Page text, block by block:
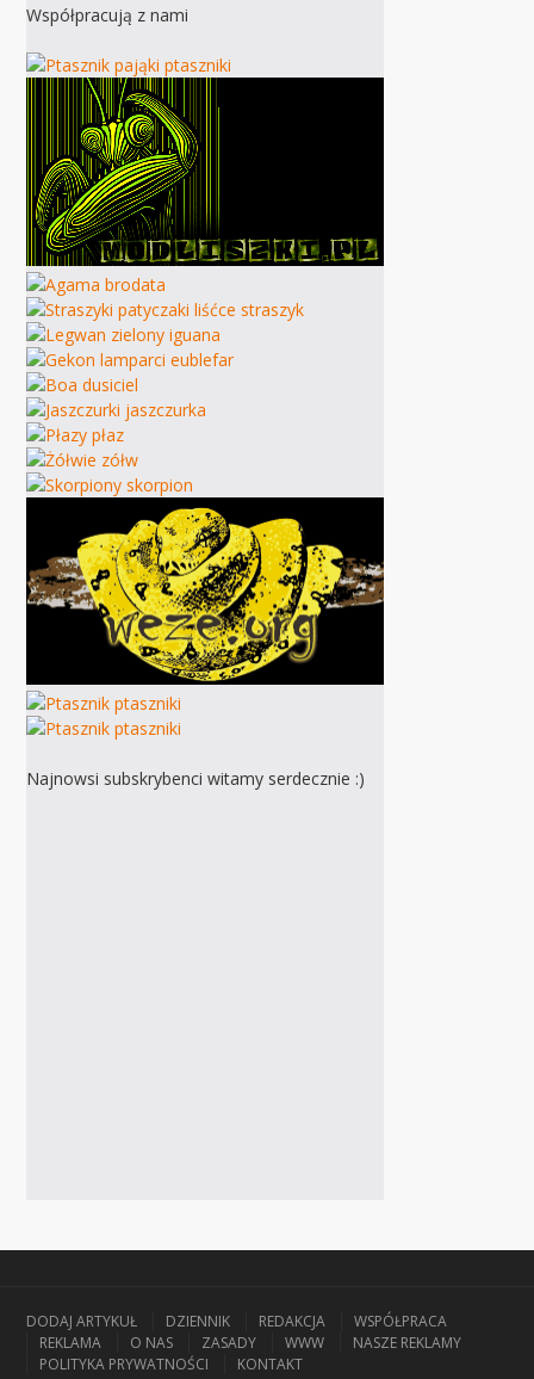
Współpracują z nami
Najnowsi subskrybenci witamy serdecznie :)
DODAJ ARTYKUŁ DZIENNIK REDAKCJA
WSPÓŁPRACA
REKLAMA
O NAS ZASADY WWW
NASZE REKLAMY
POLITYKA PRYWATNOŚCI
KONTAKT